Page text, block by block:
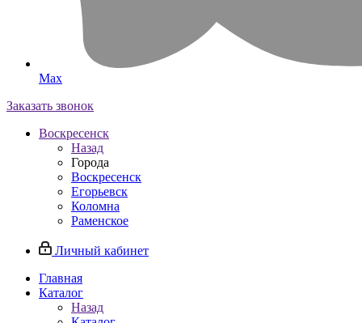
Max
Заказать звонок
Воскресенск
Назад
Города
Воскресенск
Егорьевск
Коломна
Раменское
Личный кабинет
Главная
Каталог
Назад